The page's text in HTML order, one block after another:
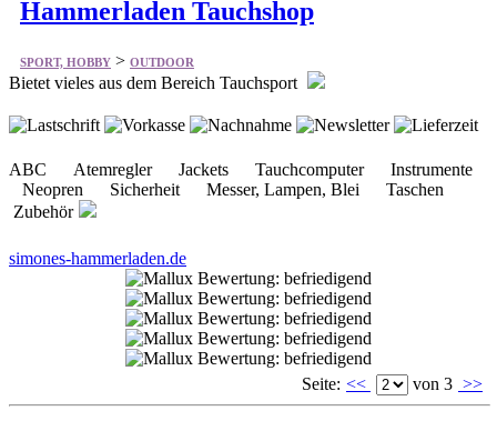
SPORT, HOBBY>OUTDOOR
Bietet vieles aus dem Bereich Tauchsport
ABC Atemregler Jackets Tauchcomputer Instrumente
Neopren Sicherheit Messer, Lampen, Blei Taschen
simones-hammerladen.de
Seite: <<